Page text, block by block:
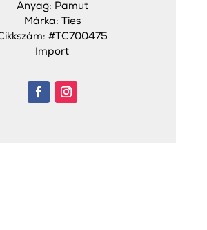
Anyag: Pamut
Márka: Ties
#TC700475
Import